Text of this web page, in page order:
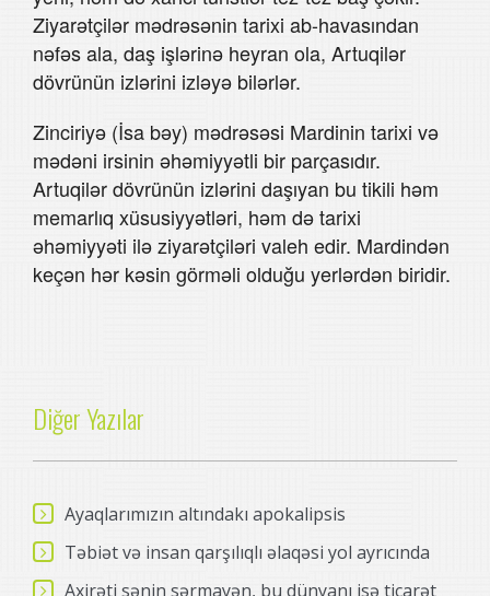
Ziyarətçilər mədrəsənin tarixi ab-havasından
nəfəs ala, daş işlərinə heyran ola, Artuqilər
dövrünün izlərini izləyə bilərlər.
Zinciriyə (İsa bəy) mədrəsəsi Mardinin tarixi və
mədəni irsinin əhəmiyyətli bir parçasıdır.
Artuqilər dövrünün izlərini daşıyan bu tikili həm
memarlıq xüsusiyyətləri, həm də tarixi
əhəmiyyəti ilə ziyarətçiləri valeh edir. Mardindən
keçən hər kəsin görməli olduğu yerlərdən biridir.
Diğer Yazılar
Ayaqlarımızın altındakı apokalipsis
Təbiət və insan qarşılıqlı əlaqəsi yol ayrıcında
Axirəti sənin sərmayən, bu dünyanı isə ticarət